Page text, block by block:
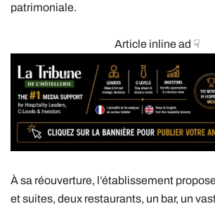
patrimoniale.
Article inline ad ☟
À sa réouverture, l’établissement
et suites, deux restaurants, un bar, un